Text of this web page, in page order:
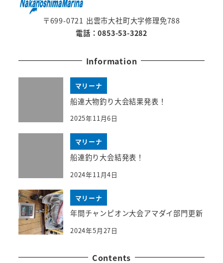
〒699-0721 出雲市大社町大字修理免788
電話：0853-53-3282
Information
マリーナ
船連大物釣り大会結果発表！
2025年11月6日
マリーナ
船連釣り大会結発表！
2024年11月4日
マリーナ
年間チャンピオン大会アマダイ部門更新
2024年5月27日
Contents